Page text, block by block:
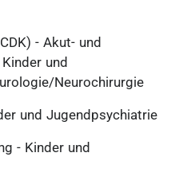
- Akut- und
und
Neurochirurgie
und Jugendpsychiatrie
- Kinder und